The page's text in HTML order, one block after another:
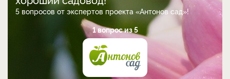
5 вопросов от экспертов проекта «Антонов сад»!
1 вопрос из 5